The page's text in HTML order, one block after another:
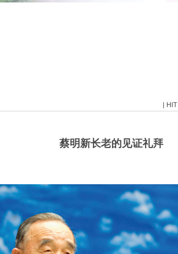
| HIT
蔡明新长老的见证礼拜